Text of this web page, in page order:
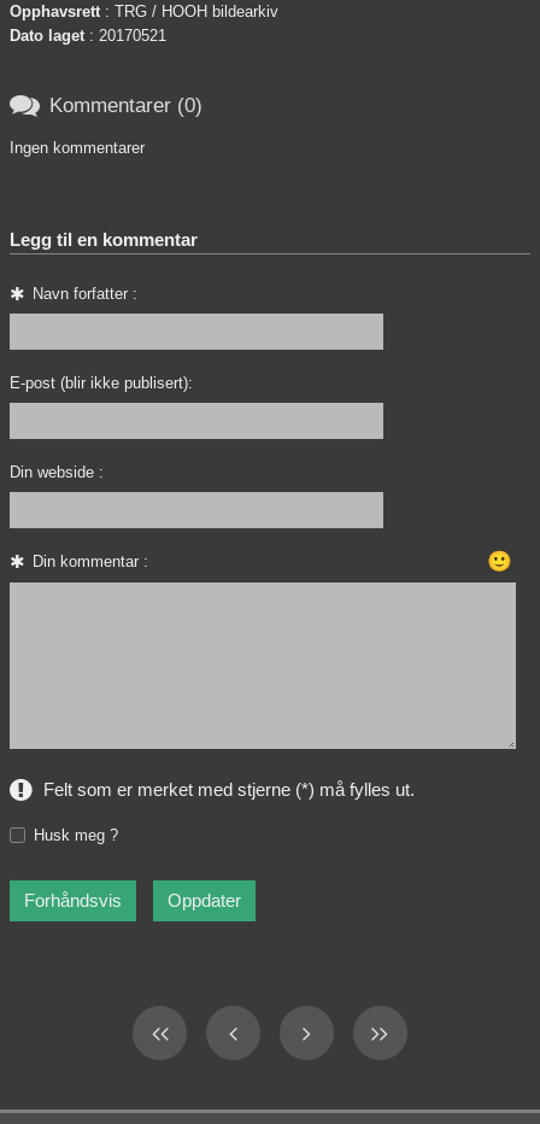
Opphavsrett : TRG / HOOH bildearkiv
Dato laget : 20170521
 Kommentarer (0)
Ingen kommentarer
Legg til en kommentar
Navn forfatter :
E-post (blir ikke publisert):
Din webside :
Din kommentar : 🙂
Felt som er merket med stjerne (*) må fylles ut.
Husk meg ?